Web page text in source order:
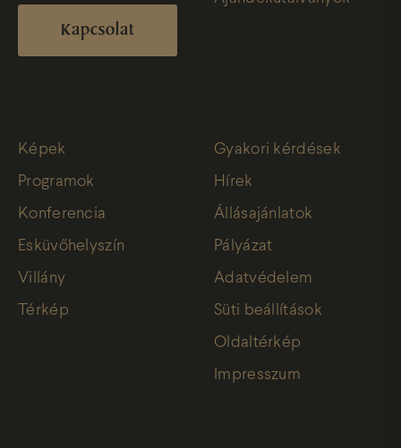
Kapcsolat
Képek
Programok
Konferencia
Esküvőhelyszín
Villány
Térkép
Gyakori kérdések
Hírek
Állásajánlatok
Pályázat
Adatvédelem
Süti beállítások
Oldaltérkép
Impresszum